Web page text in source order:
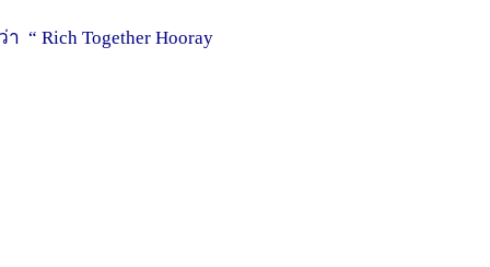
“ Rich Together Hooray